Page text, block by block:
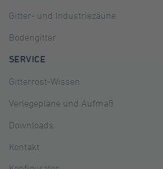
Gitter- und Industriezäune
Bodengitter
SERVICE
Gitterrost-Wissen
Verlegepläne und Aufmaß
Downloads
Kontakt